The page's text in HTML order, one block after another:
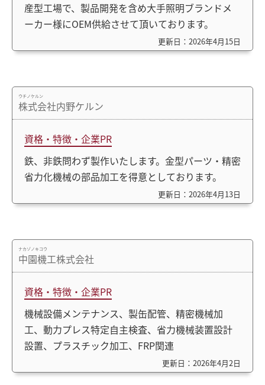
産型工場で、製品開発を含め大手照明ブランドメ
ーカー様にOEM供給させて頂いております。
更新日：2026年4月15日
ウチノケルン
株式会社内野ケルン
資格・特徴・企業PR
鉄、非鉄問わず製作いたします。金型パーツ・精密
省力化機械の部品加工を得意としております。
更新日：2026年4月13日
ナカゾノキコウ
中園機工株式会社
資格・特徴・企業PR
機械設備メンテナンス、製缶配管、精密機械加
工、動力プレス特定自主検査、省力機械装置設計
設置、プラスチック加工、FRP関連
更新日：2026年4月2日